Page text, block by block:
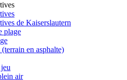
de Kaiserslautern
plage
en asphalte)
air